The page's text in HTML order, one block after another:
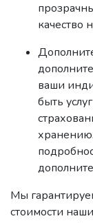
качество
ваши
быть
Мы
стоимости